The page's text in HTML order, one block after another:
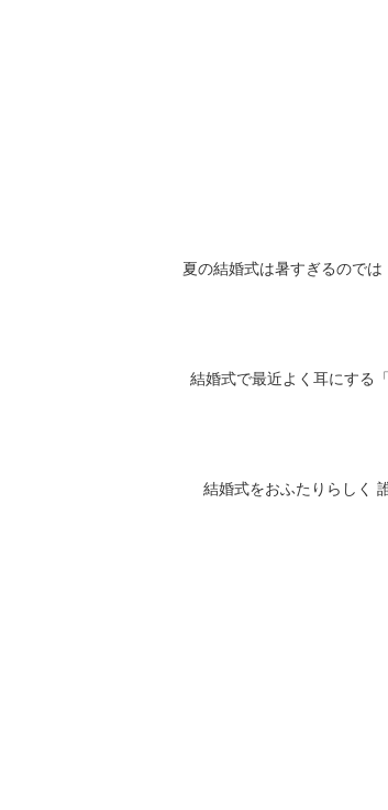
夏の結婚式は暑すぎるので
結婚式で最近よく耳にする
結婚式をおふたりらしく